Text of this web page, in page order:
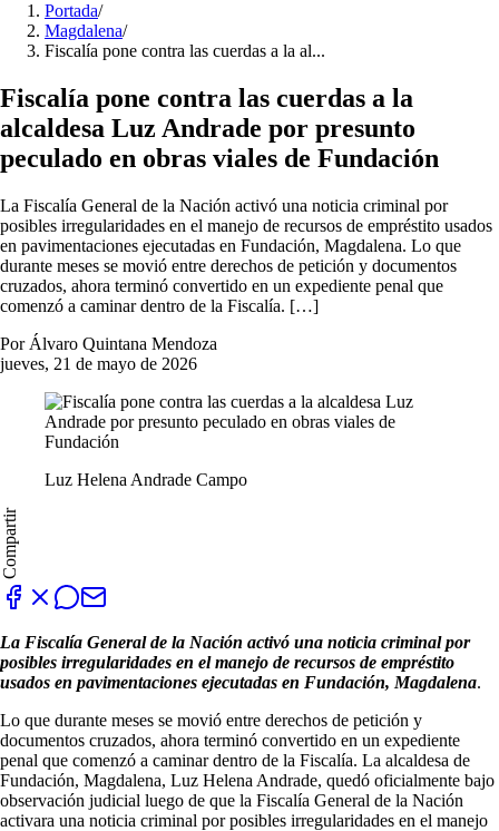
Portada/
Magdalena/
Fiscalía pone contra las cuerdas a la al...
Fiscalía pone contra las cuerdas a la
alcaldesa Luz Andrade por presunto
peculado en obras viales de Fundación
La Fiscalía General de la Nación activó una noticia criminal por
posibles irregularidades en el manejo de recursos de empréstito usados
en pavimentaciones ejecutadas en Fundación, Magdalena. Lo que
durante meses se movió entre derechos de petición y documentos
cruzados, ahora terminó convertido en un expediente penal que
comenzó a caminar dentro de la Fiscalía. […]
Por Álvaro Quintana Mendoza
jueves, 21 de mayo de 2026
Luz Helena Andrade Campo
Compartir
La Fiscalía General de la Nación activó una noticia criminal por
posibles irregularidades en el manejo de recursos de empréstito
usados en pavimentaciones ejecutadas en Fundación, Magdalena.
Lo que durante meses se movió entre derechos de petición y
documentos cruzados, ahora terminó convertido en un expediente
penal que comenzó a caminar dentro de la Fiscalía. La alcaldesa de
Fundación, Magdalena, Luz Helena Andrade, quedó oficialmente bajo
observación judicial luego de que la Fiscalía General de la Nación
activara una noticia criminal por posibles irregularidades en el manejo